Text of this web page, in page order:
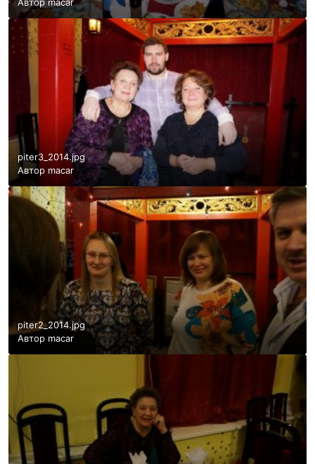
piter3_2014.jpg
Автор macar
piter2_2014.jpg
Автор macar